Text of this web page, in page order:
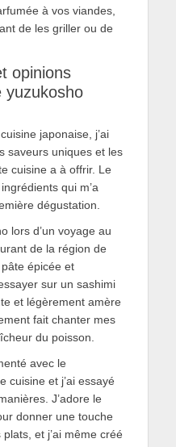
à vos viandes,
de les griller ou de
opinions
yuzukosho
japonaise, j’ai
saveurs uniques et les
cuisine a à offrir. Le
qui m’a
dégustation.
lors d’un voyage au
de la région de
épicée et
sur un sashimi
et légèrement amère
fait chanter mes
du poisson.
avec le
cuisine et j’ai essayé
J’adore le
donner une touche
et j’ai même créé